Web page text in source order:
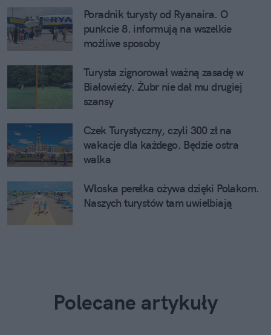
Poradnik turysty od Ryanaira. O
punkcie 8. informują na wszelkie
możliwe sposoby
Turysta zignorował ważną zasadę w
Białowieży. Żubr nie dał mu drugiej
szansy
Czek Turystyczny, czyli 300 zł na
wakacje dla każdego. Będzie ostra
walka
Włoska perełka ożywa dzięki Polakom.
Naszych turystów tam uwielbiają
Polecane artykuły